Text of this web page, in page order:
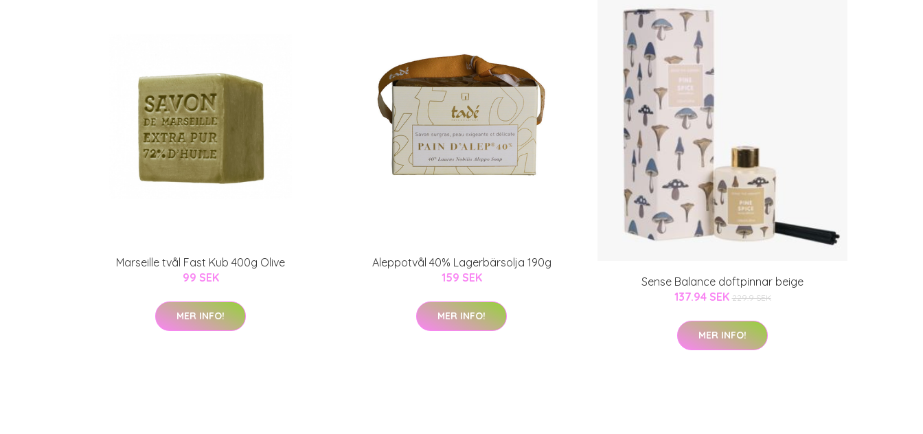
Marseille tvål Fast Kub 400g Olive
99 SEK
MER INFO!
Aleppotvål 40% Lagerbärsolja 190g
159 SEK
MER INFO!
Sense Balance doftpinnar beige
137.94 SEK 229.9 SEK
MER INFO!